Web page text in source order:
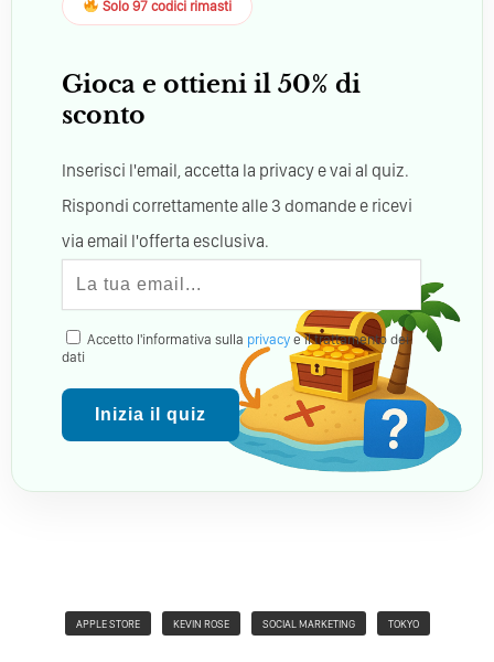
Solo 97 codici rimasti
Gioca e ottieni il 50% di
sconto
Inserisci l'email, accetta la privacy e vai al quiz.
Rispondi correttamente alle 3 domande e ricevi
via email l'offerta esclusiva.
Accetto l'informativa sulla privacy e il trattamento dei
dati
Inizia il quiz
APPLE STORE KEVIN ROSE SOCIAL MARKETING TOKYO